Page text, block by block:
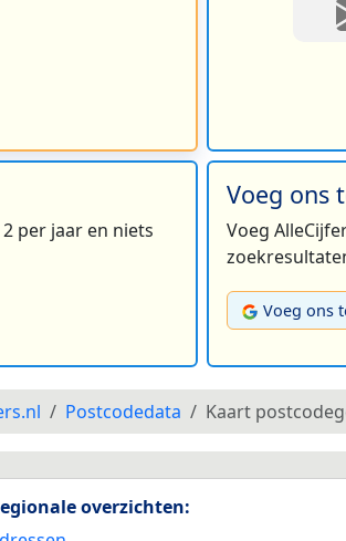
per jaar en niets
Voeg ons
Voeg
Voeg ons
Postcodedata Kaart
overzichten: